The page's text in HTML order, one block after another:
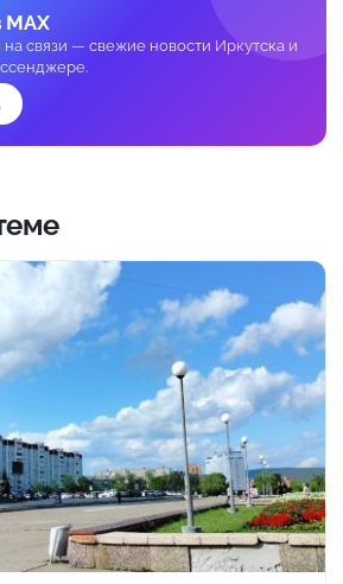
на связи — свежие новости Иркутска и